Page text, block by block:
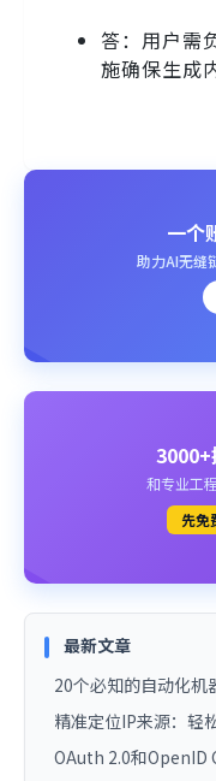
答：用户需
施确保生成
一个
助力AI无缝
3000+
和专业工
先免
最新文章
20个必知的自动化机
精准定位IP来源：轻
OAuth 2.0和OpenID